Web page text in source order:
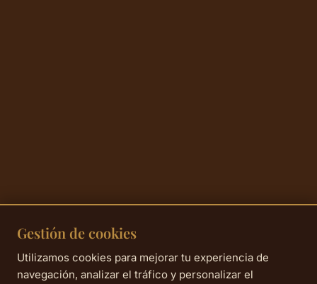
Gestión de cookies
Utilizamos cookies para mejorar tu experiencia de
navegación, analizar el tráfico y personalizar el